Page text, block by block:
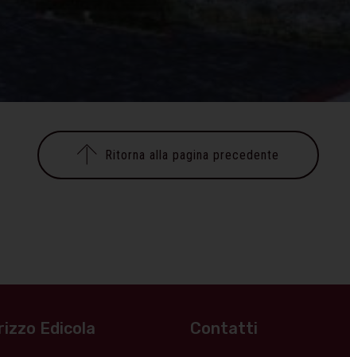
Ritorna alla pagina precedente
Edicola Contatti